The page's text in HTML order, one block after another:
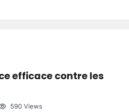
efficace contre les
590 Views